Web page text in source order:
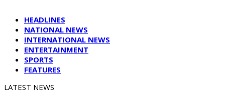
HEADLINES
NATIONAL NEWS
INTERNATIONAL NEWS
ENTERTAINMENT
SPORTS
FEATURES
LATEST NEWS